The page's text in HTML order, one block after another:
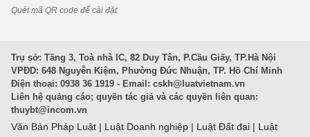
Quét mã QR code để cài đặt
Trụ sở: Tầng 3, Toà nhà IC, 82 Duy Tân, P.Cầu Giấy, TP.Hà Nội
VPĐD: 648 Nguyễn Kiệm, Phường Đức Nhuận, TP. Hồ Chí Minh
Điện thoại: 0938 36 1919 - Email: cskh@luatvietnam.vn
Liên hệ quảng cáo; quyền tác giả và các quyền liên quan:
thuybt@incom.vn
Văn Bản Pháp Luật | Luật Doanh nghiệp | Luật Đất đai | Luật